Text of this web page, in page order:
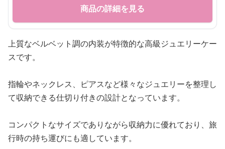
商品の詳細を見る
上質なベルベット調の内装が特徴的な高級ジュエリーケー
スです。
指輪やネックレス、ピアスなど様々なジュエリーを整理し
て収納できる仕切り付きの設計となっています。
コンパクトなサイズでありながら収納力に優れており、旅
行時の持ち運びにも適しています。